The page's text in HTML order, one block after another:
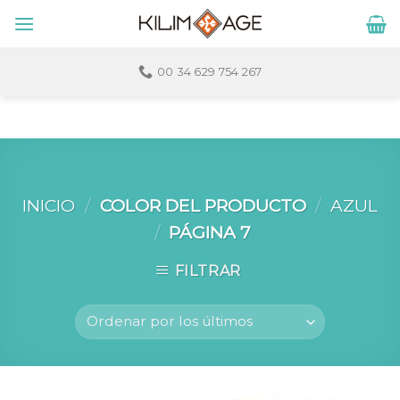
00 34 629 754 267
INICIO / COLOR DEL PRODUCTO / AZUL
/ PÁGINA 7
FILTRAR